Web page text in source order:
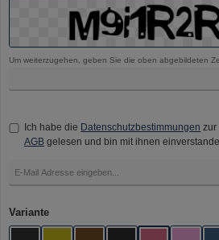
Um weiterzugehen, geben Sie die oben abgebildeten
Ich habe die Datenschutzbestimmungen zur
AGB gelesen und bin mit ihnen
Varianteauswählen